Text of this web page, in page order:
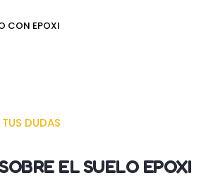
CON EPOXI
DUDAS
EL SUELO EPOXI